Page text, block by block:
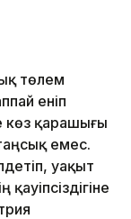
төлем
еніп
көз қарашығы
емес.
уақыт